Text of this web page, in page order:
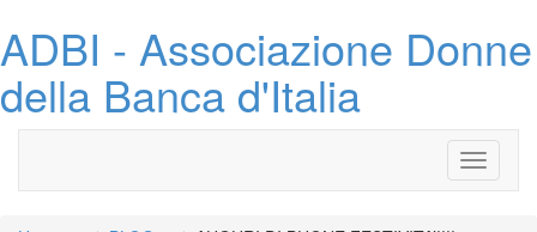
ADBI - Associazione Donne
della Banca d'Italia
Toggle